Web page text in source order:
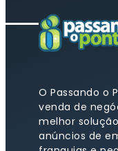
O Passando o
venda de
melhor
anúncios de